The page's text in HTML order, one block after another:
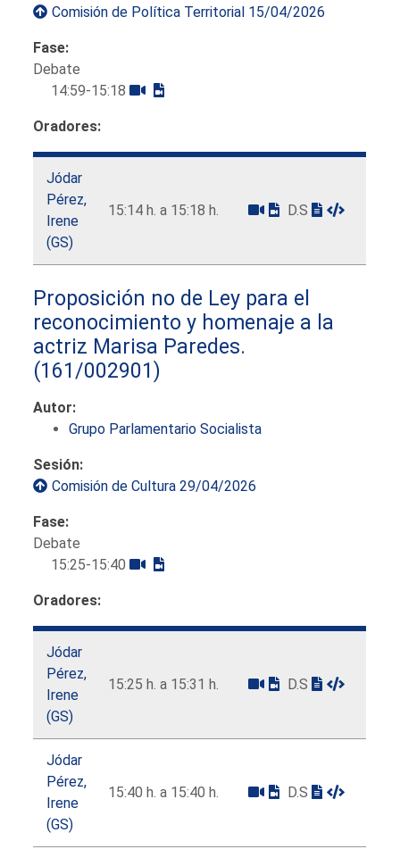
Comisión de Política Territorial 15/04/2026
Fase:
Debate
14:59-15:18
Oradores:
Jódar
Pérez,
Irene
(GS)
15:14 h. a 15:18 h. D.S
Proposición no de Ley para el
reconocimiento y homenaje a la
actriz Marisa Paredes.
(161/002901)
Autor:
Grupo Parlamentario Socialista
Sesión:
Comisión de Cultura 29/04/2026
Fase:
Debate
15:25-15:40
Oradores:
Jódar
Pérez,
Irene
(GS)
15:25 h. a 15:31 h. D.S
Jódar
Pérez,
Irene
(GS)
15:40 h. a 15:40 h. D.S